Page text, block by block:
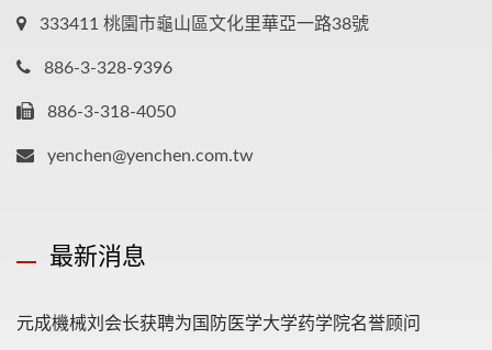
333411 桃園市龜山區文化里華亞一路38號
886-3-328-9396
886-3-318-4050
yenchen@yenchen.com.tw
最新消息
元成機械刘会长获聘为国防医学大学药学院名誉顾问